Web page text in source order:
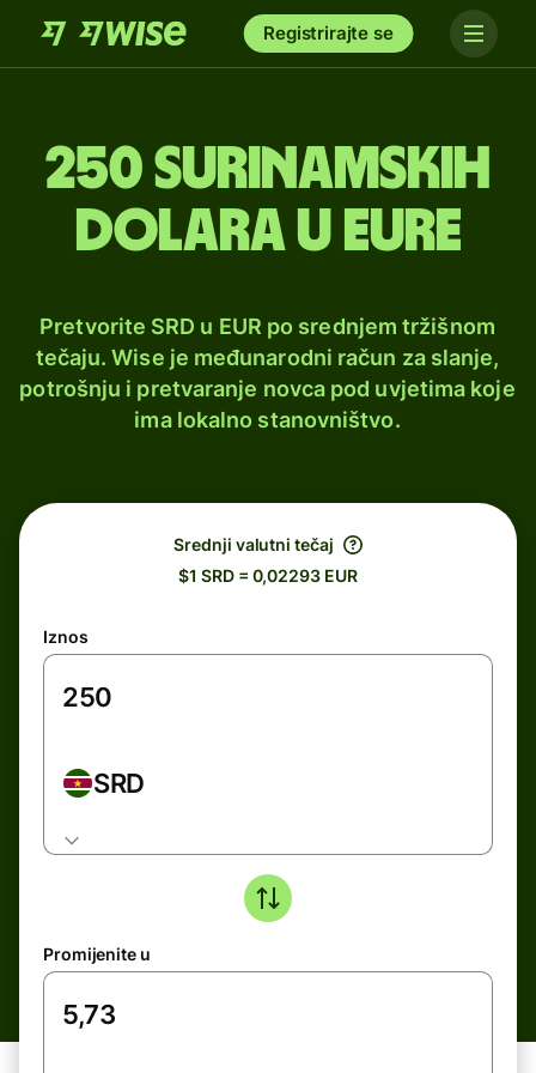
Registrirajte se
250 surinamskih
dolara u eure
Pretvorite SRD u EUR po srednjem tržišnom
tečaju. Wise je međunarodni račun za slanje,
potrošnju i pretvaranje novca pod uvjetima koje
ima lokalno stanovništvo.
Srednji valutni tečaj
$1 SRD = 0,02293 EUR
Iznos
SRD
Promijenite u